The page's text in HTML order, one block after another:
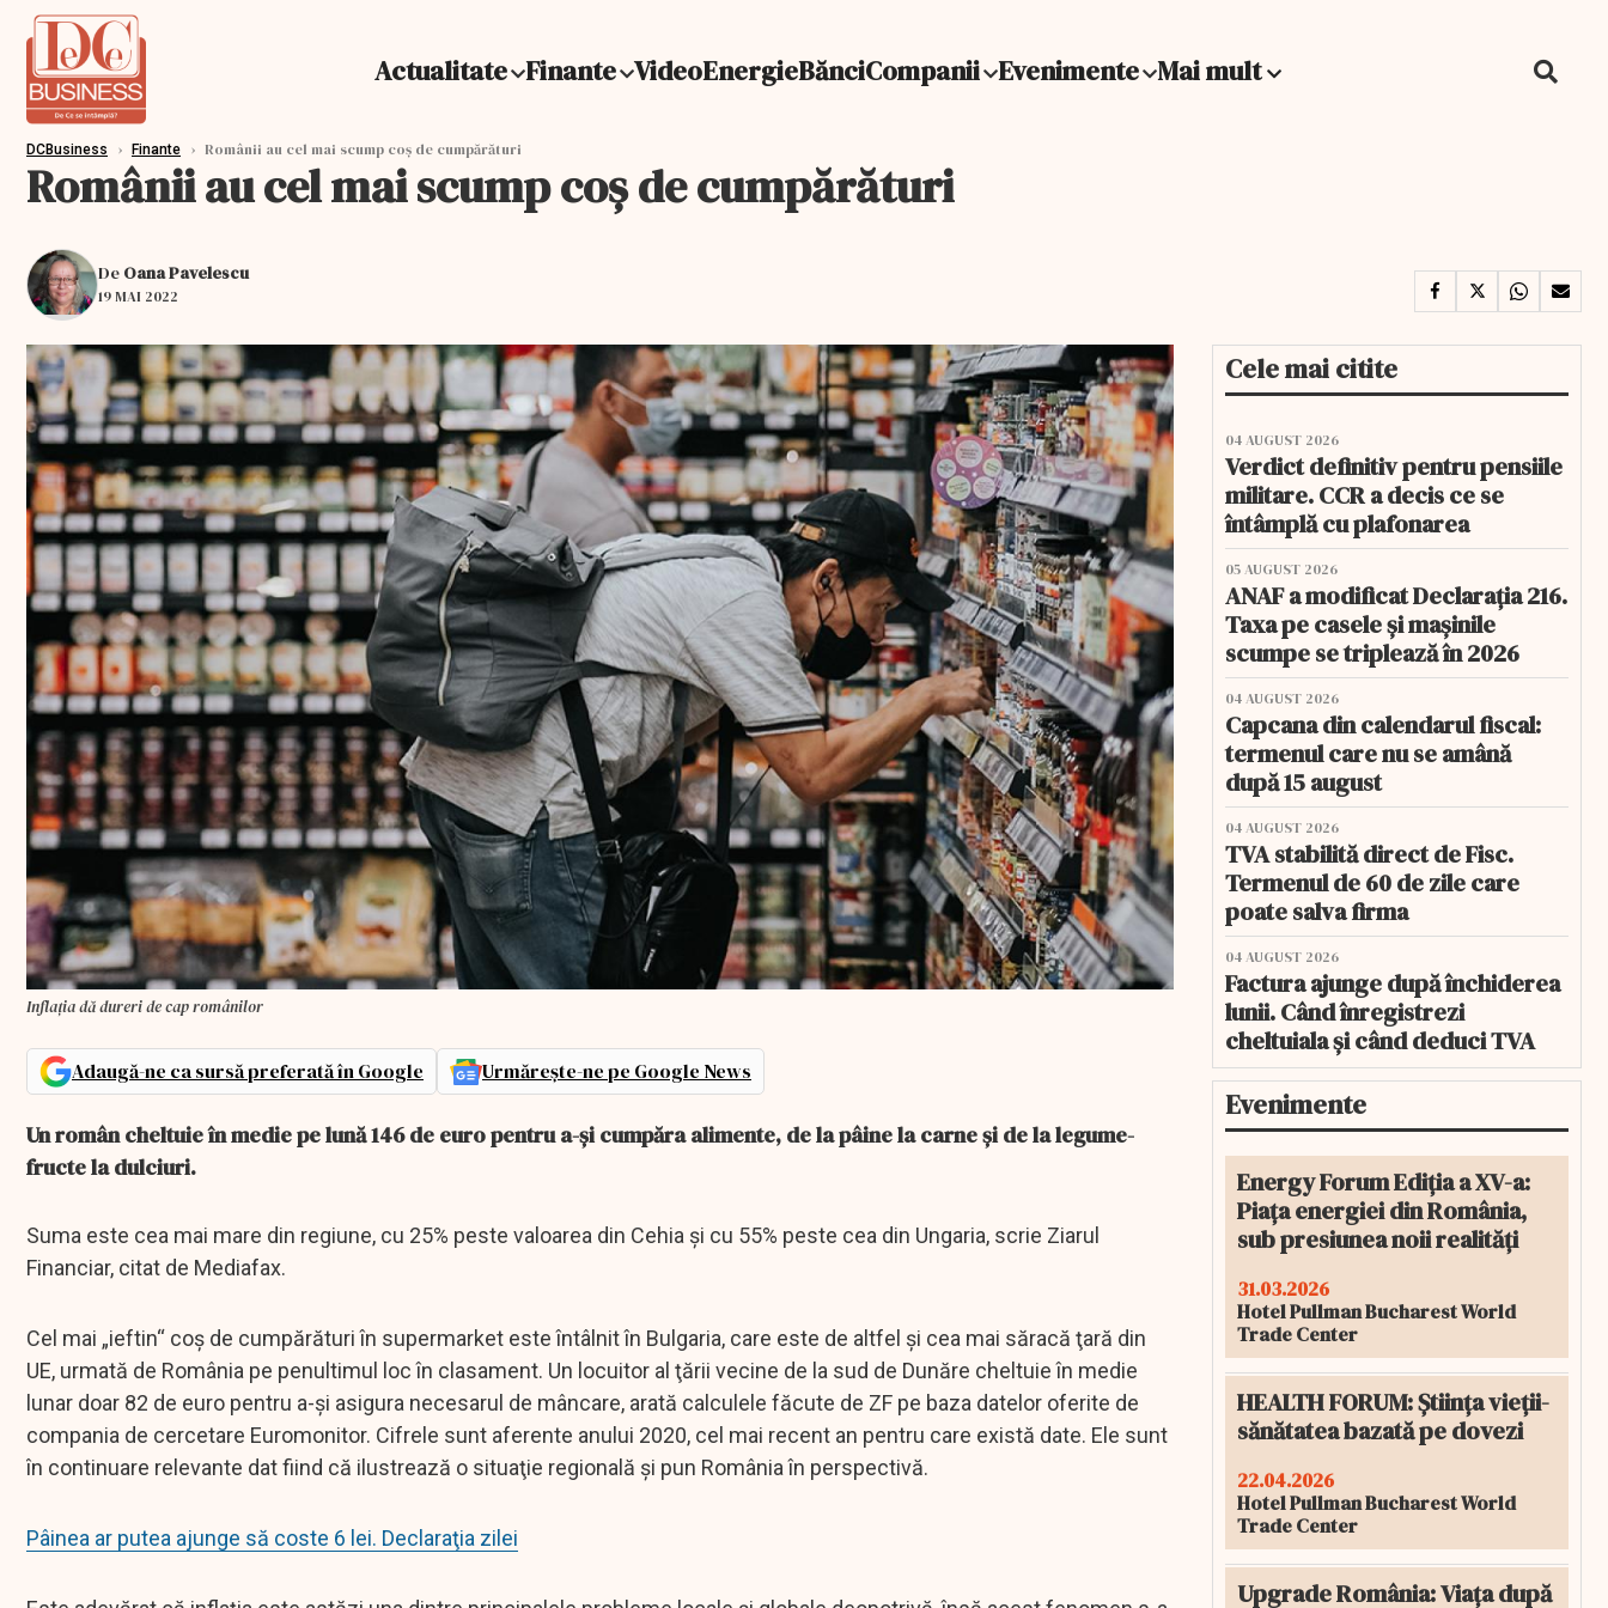
Actualitate Finante VideoEnergieBănciCompanii Evenimente Mai mult
DCBusiness › Finante › Românii au cel mai scump coș de cumpărături
Românii au cel mai scump coș de cumpărături
De Oana Pavelescu
19 MAI 2022
Inflația dă dureri de cap românilor
Adaugă-ne ca sursă preferată în Google Urmărește-ne pe Google News
Un român cheltuie în medie pe lună 146 de euro pentru a-şi cumpăra alimente, de la pâine la carne şi de la legume-
fructe la dulciuri.
Suma este cea mai mare din regiune, cu 25% peste valoarea din Cehia şi cu 55% peste cea din Ungaria, scrie Ziarul
Financiar, citat de Mediafax.
Cel mai „ieftin“ coş de cumpărături în supermarket este întâlnit în Bulgaria, care este de altfel şi cea mai săracă ţară din
UE, urmată de România pe penultimul loc în clasament. Un locuitor al ţării vecine de la sud de Dunăre cheltuie în medie
lunar doar 82 de euro pentru a-şi asigura necesarul de mâncare, arată calculele făcute de ZF pe baza datelor oferite de
compania de cercetare Euromonitor. Cifrele sunt aferente anului 2020, cel mai recent an pentru care există date. Ele sunt
în continuare relevante dat fiind că ilustrează o situaţie regională şi pun România în perspectivă.
Pâinea ar putea ajunge să coste 6 lei. Declaraţia zilei
Cele mai citite
04 AUGUST 2026
Verdict definitiv pentru pensiile
militare. CCR a decis ce se
întâmplă cu plafonarea
05 AUGUST 2026
ANAF a modificat Declarația 216.
Taxa pe casele și mașinile
scumpe se triplează în 2026
04 AUGUST 2026
Capcana din calendarul fiscal:
termenul care nu se amână
după 15 august
04 AUGUST 2026
TVA stabilită direct de Fisc.
Termenul de 60 de zile care
poate salva firma
04 AUGUST 2026
Factura ajunge după închiderea
lunii. Când înregistrezi
cheltuiala și când deduci TVA
Evenimente
Energy Forum Ediția a XV-a:
Piața energiei din România,
sub presiunea noii realități
31.03.2026
Hotel Pullman Bucharest World
Trade Center
HEALTH FORUM: Știința vieții-
sănătatea bazată pe dovezi
22.04.2026
Hotel Pullman Bucharest World
Trade Center
Upgrade România: Viața după